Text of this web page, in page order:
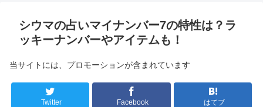
シウマの占いマイナンバー7の特性は？ラ
ッキーナンバーやアイテムも！
当サイトには、プロモーションが含まれています
Twitter Facebook はてブ